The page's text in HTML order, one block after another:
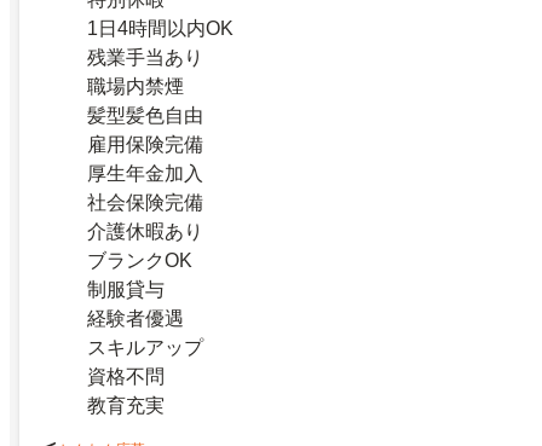
1日4時間以内OK
残業手当あり
職場内禁煙
髪型髪色自由
雇用保険完備
厚生年金加入
社会保険完備
介護休暇あり
ブランクOK
制服貸与
経験者優遇
スキルアップ
資格不問
教育充実